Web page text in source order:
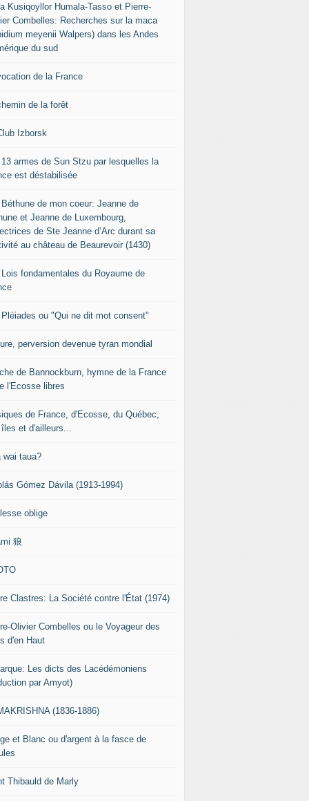
Kusiqoyllor Humala-Tasso et Pierre-
Combelles: Recherches sur la maca
meyenii Walpers) dans les Andes
du sud
de la France
de la forêt
Izborsk
13 armes de Sun Stzu par lesquelles la
est déstabilisée
de mon coeur: Jeanne de
et Jeanne de Luxembourg,
de Ste Jeanne d’Arc durant sa
au château de Beaurevoir (1430)
fondamentales du Royaume de
Pléiades ou "Qui ne dit mot consent"
perversion devenue tyran mondial
de Bannockburn, hymne de la France
l'Ecosse libres
de France, d'Ecosse, du Québec,
et d'ailleurs...
wai taua?
Gómez Dávila (1913-1994)
oblige
狼
Clastres: La Société contre l'État (1974)
Olivier Combelles ou le Voyageur des
d'en Haut
Les dicts des Lacédémoniens
par Amyot)
(1836-1886)
et Blanc ou d'argent à la fasce de
Thibauld de Marly